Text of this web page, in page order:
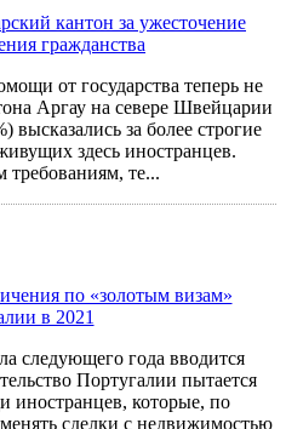
кантон за ужесточение
гражданства
от государства теперь не
Аргау на севере Швейцарии
высказались за более строгие
здесь иностранцев.
требованиям, те...
по «золотым визам»
в 2021
следующего года вводится
Португалии пытается
иностранцев, которые, по
сделки с недвижимостью